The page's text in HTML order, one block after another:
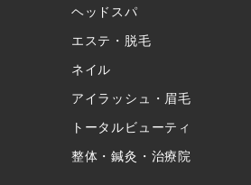
ヘッドスパ
エステ・脱毛
ネイル
アイラッシュ・眉毛
トータルビューティ
整体・鍼灸・治療院